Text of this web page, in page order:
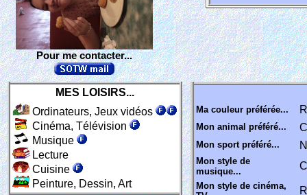
Pour me contacter...
MES LOISIRS...
Ordinateurs, Jeux vidéos
Cinéma, Télévision
Musique
Lecture
Cuisine
Peinture, Dessin, Art
Ma couleur préférée...
Mon animal préféré...
Mon sport préféré...
Mon style de
musique...
Mon style de cinéma,